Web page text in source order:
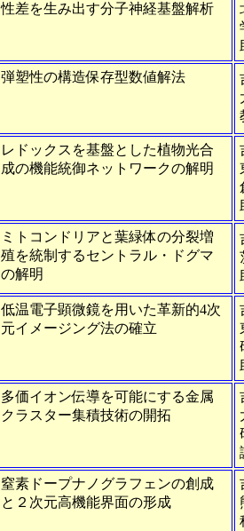
性差を生み出す分子神経基盤解析
弾塑性の構造保存型数値解法
レドックスを基盤とした植物光合
成の機能統御ネットワークの解明
ミトコンドリアと葉緑体の分裂増
殖を統制するセントラル・ドグマ
の解明
低温電子顕微鏡を用いた革新的4次
元イメージング法の確立
多価イオン伝導を可能にする金属
クラスター集積技術の開拓
窒素ドープナノグラフェンの創成
と２次元高機能界面の形成